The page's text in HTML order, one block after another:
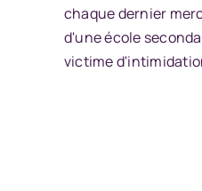
chaque dernier
d'une école
victime